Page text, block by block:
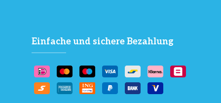
Einfache und sichere Bezahlung